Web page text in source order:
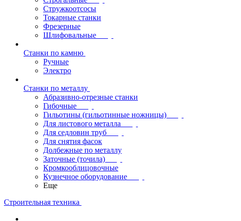
Стружкоотсосы
Токарные станки
Фрезерные
Шлифовальные
Станки по камню
Ручные
Электро
Станки по металлу
Абразивно-отрезные станки
Гибочные
Гильотины (гильотинные ножницы)
Для листового металла
Для седловин труб
Для снятия фасок
Долбежные по металлу
Заточные (точила)
Кромкооблицовочные
Кузнечное оборудование
Еще
Строительная техника